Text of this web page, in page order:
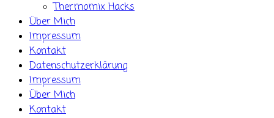
Thermomix Hacks
Über Mich
Impressum
Kontakt
Datenschutzerklärung
Impressum
Über Mich
Kontakt